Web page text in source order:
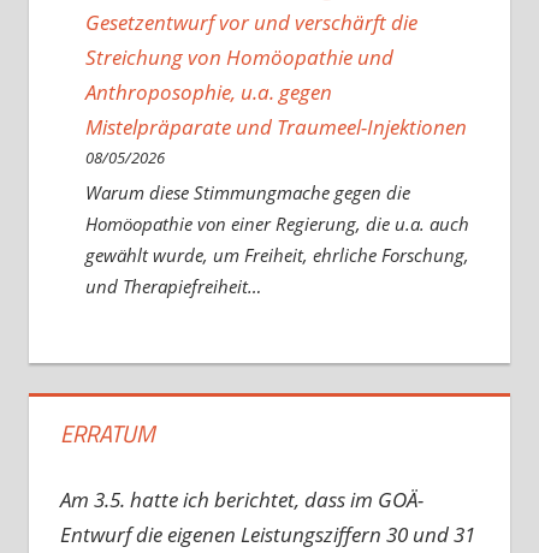
Gesetzentwurf vor und verschärft die
Streichung von Homöopathie und
Anthroposophie, u.a. gegen
Mistelpräparate und Traumeel-Injektionen
08/05/2026
Warum diese Stimmungmache gegen die
Homöopathie von einer Regierung, die u.a. auch
gewählt wurde, um Freiheit, ehrliche Forschung,
und Therapiefreiheit…
ERRATUM
Am 3.5. hatte ich berichtet, dass im GOÄ-
Entwurf die eigenen Leistungsziffern 30 und 31